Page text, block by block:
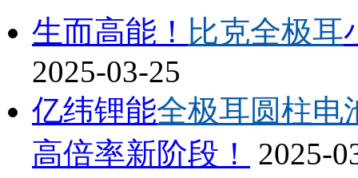
生而高能！ 比克全极耳
2025-03-25
亿纬锂能全极耳圆柱电
高倍率新阶段！
2025-